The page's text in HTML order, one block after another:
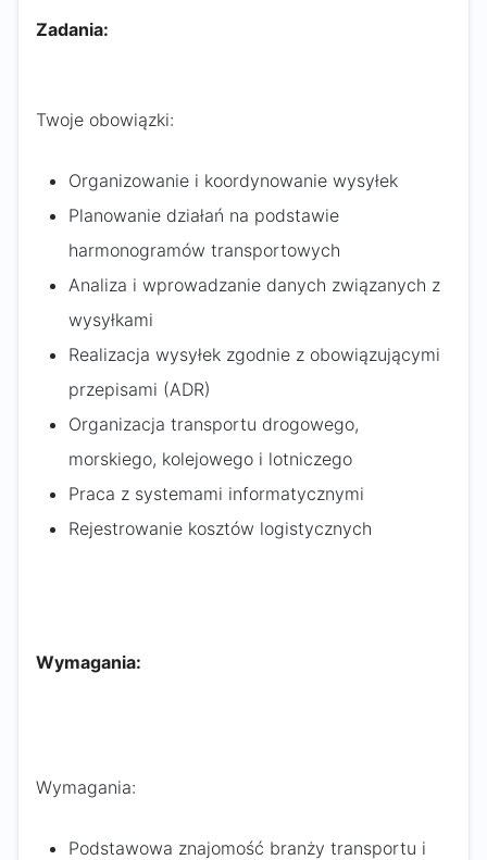
Zadania:
Twoje obowiązki:
Organizowanie i koordynowanie wysyłek
Planowanie działań na podstawie
harmonogramów transportowych
Analiza i wprowadzanie danych związanych z
wysyłkami
Realizacja wysyłek zgodnie z obowiązującymi
przepisami (ADR)
Organizacja transportu drogowego,
morskiego, kolejowego i lotniczego
Praca z systemami informatycznymi
Rejestrowanie kosztów logistycznych
Wymagania:
Wymagania:
Podstawowa znajomość branży transportu i